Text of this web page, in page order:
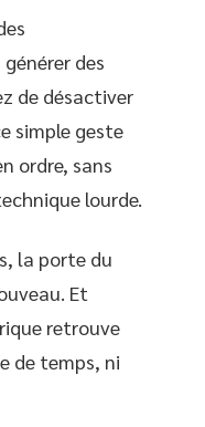
des
de désactiver
simple geste
ordre, sans
lourde.
la porte du
Et
retrouve
de temps, ni